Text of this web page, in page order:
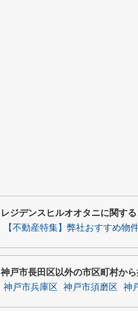
レジデンスヒルオオタニに関す
【不動産特集】弊社おすすめ物
神戸市長田区以外の市区町村か
神戸市兵庫区 神戸市須磨区 神